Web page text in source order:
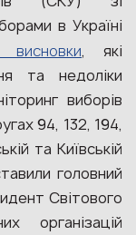
в Україні
висновки, які
та недоліки
виборів
94, 132, 194,
та Київській
головний
Світового
організацій